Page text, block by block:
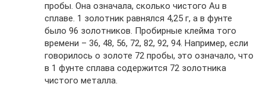
пробы. Она означала, сколько чистого Au в
сплаве. 1 золотник равнялся 4,25 г, а в фунте
было 96 золотников. Пробирные клейма того
времени – 36, 48, 56, 72, 82, 92, 94. Например, если
говорилось о золоте 72 пробы, это означало, что
в 1 фунте сплава содержится 72 золотника
чистого металла.